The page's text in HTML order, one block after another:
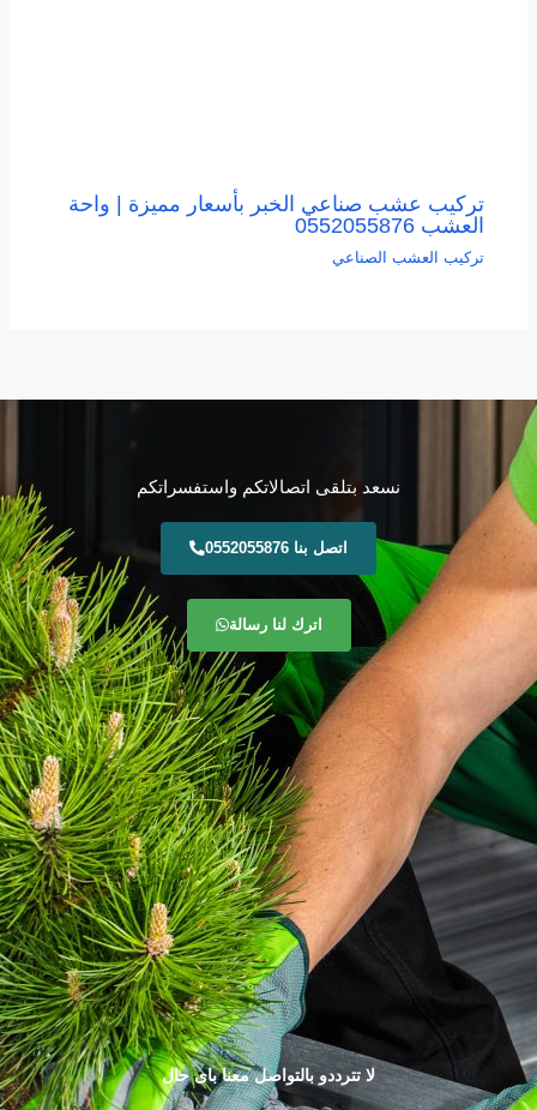
تركيب عشب صناعي الخبر بأسعار مميزة | واحة
العشب 0552055876
تركيب العشب الصناعي
نسعد بتلقى اتصالاتكم واستفسراتكم
اتصل بنا 0552055876
اترك لنا رسالة
لا تترددو بالتواصل معنا باى حال